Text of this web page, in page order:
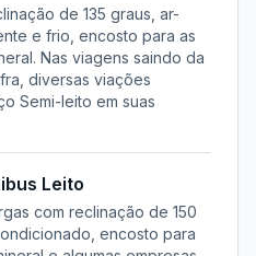
de 135 graus, ar-
e frio, encosto para as
Nas viagens saindo da
, diversas viações
Semi-leito em suas
Leito
com reclinação de 150
encosto para